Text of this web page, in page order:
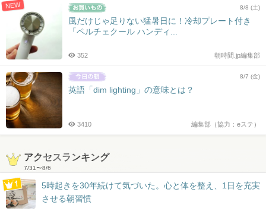
NEW 8/8 (土)
風だけじゃ足りない猛暑日に！冷却プレート付き
「ペルチェクール ハンディ...
朝時間.jp編集部
352
8/7 (金)
英語「dim lighting」の意味とは？
編集部（協力：eステ）
3410
アクセスランキング
7/31〜8/6
5時起きを30年続けて気づいた。心と体を整え、1日を充実
させる朝習慣